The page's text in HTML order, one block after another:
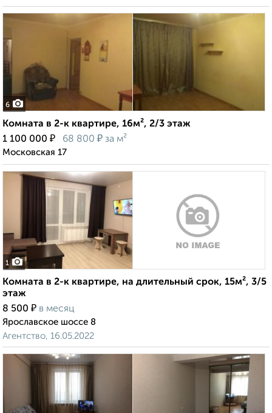
6
Комната в 2-к квартире, 16м², 2/3 этаж
1 100 000 ₽ 68 800 ₽ за м²
Московская 17
1
Комната в 2-к квартире, на длительный срок, 15м², 3/5
этаж
8 500 ₽ в месяц
Ярославское шоссе 8
Агентство, 16.05.2022